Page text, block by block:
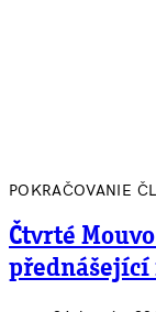
POKRAČOVANIE
Čtvrté
přednášející